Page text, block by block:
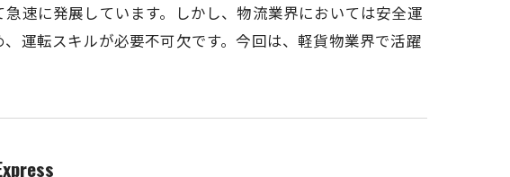
速に発展しています。しかし、物流業界においては安全運
運転スキルが必要不可欠です。今回は、軽貨物業界で活躍